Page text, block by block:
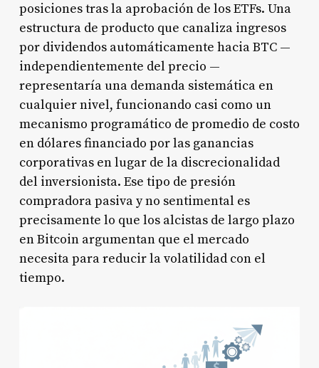
posiciones tras la aprobación de los ETFs. Una
estructura de producto que canaliza ingresos
por dividendos automáticamente hacia BTC —
independientemente del precio —
representaría una demanda sistemática en
cualquier nivel, funcionando casi como un
mecanismo programático de promedio de costo
en dólares financiado por las ganancias
corporativas en lugar de la discrecionalidad
del inversionista. Ese tipo de presión
compradora pasiva y no sentimental es
precisamente lo que los alcistas de largo plazo
en Bitcoin argumentan que el mercado
necesita para reducir la volatilidad con el
tiempo.